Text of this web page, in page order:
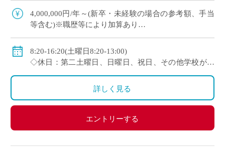
100年を超える神戸市内の伝統校
4,000,000円/年～(新卒・未経験の場合の参考額、手当
等含む)※職歴等により加算あり
・30歳(教諭・配偶者あり)：約660万円
・40歳(教諭・配偶者及び子２人)：約860万円
・50歳(教諭・配偶者及び子２人)：約940万円
◇賞与：有(過去実績3.55ヶ月分＋30万円)
◇保険：私学共済、雇用保険、労災保険
8:20-16:20(土曜日8:20-13:00)
◇休日：第二土曜日、日曜日、祝日、その他学校が定
詳しく見る
エントリーする